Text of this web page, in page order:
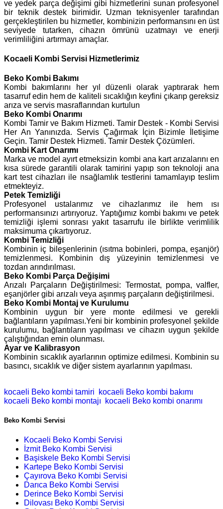
ve yedek parça değişimi gibi hizmetlerini sunan profesyonel
bir teknik destek birimidir. Uzman teknisyenler tarafından
gerçekleştirilen bu hizmetler, kombinizin performansını en üst
seviyede tutarken, cihazın ömrünü uzatmayı ve enerji
verimliliğini artırmayı amaçlar.
Kocaeli Kombi Servisi Hizmetlerimiz
Beko Kombi Bakımı
Kombi bakımlarını her yıl düzenli olarak yaptırarak hem
tasarruf edin hem de kaliteli sıcaklığın keyfini çıkarıp gereksiz
arıza ve servis masraflarından kurtulun
Beko Kombi Onarımı
Kombi Tamir ve Bakım Hizmeti. Tamir Destek - Kombi Servisi
Her An Yanınızda. Servis Çağırmak İçin Bizimle İletişime
Geçin. Tamir Destek Hizmeti. Tamir Destek Çözümleri.
Kombi Kart Onarımı
Marka ve model ayırt etmeksizin kombi ana kart arızalarını en
kısa sürede garantili olarak tamirini yapıp son teknoloji ana
kart test cihazları ile nsağlamlık testlerini tamamlayıp teslim
etmekteyiz.
Petek Temizliği
Profesyonel ustalarımız ve cihazlarımız ile hem ısı
performansınızı artırıyoruz. Yaptığımız kombi bakımı ve petek
temizliği işlemi sonrası yakıt tasarrufu ile birlikte verimlilik
maksimuma çıkartıyoruz.
Kombi Temizliği
Kombinin iç bileşenlerinin (ısıtma bobinleri, pompa, eşanjör)
temizlenmesi. Kombinin dış yüzeyinin temizlenmesi ve
tozdan arındırılması.
Beko Kombi Parça Değişimi
Arızalı Parçaların Değiştirilmesi: Termostat, pompa, valfler,
eşanjörler gibi arızalı veya aşınmış parçaların değiştirilmesi.
Beko Kombi Montaj ve Kurulumu
Kombinin uygun bir yere monte edilmesi ve gerekli
bağlantıların yapılması.Yeni bir kombinin profesyonel şekilde
kurulumu, bağlantıların yapılması ve cihazın uygun şekilde
çalıştığından emin olunması.
Ayar ve Kalibrasyon
Kombinin sıcaklık ayarlarının optimize edilmesi. Kombinin su
basıncı, sıcaklık ve diğer sistem ayarlarının yapılması.
kocaeli Beko kombi tamiri
kocaeli Beko kombi bakımı
kocaeli Beko kombi montajı
kocaeli Beko kombi onarımı
Beko Kombi Servisi
Kocaeli Beko Kombi Servisi
İzmit Beko Kombi Servisi
Başiskele Beko Kombi Servisi
Kartepe Beko Kombi Servisi
Çayırova Beko Kombi Servisi
Darıca Beko Kombi Servisi
Derince Beko Kombi Servisi
Dilovası Beko Kombi Servisi